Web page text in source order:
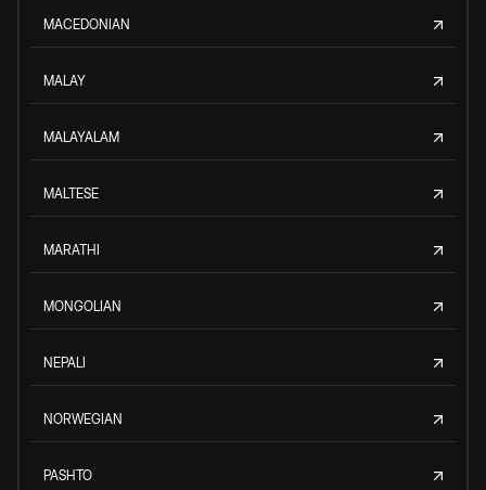
MACEDONIAN
MALAY
MALAYALAM
MALTESE
MARATHI
MONGOLIAN
NEPALI
NORWEGIAN
PASHTO